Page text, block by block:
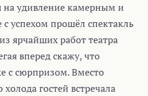
на удивление камерным и
успехом прошёл спектакль
ярчайших работ театра
вперед скажу, что
с сюрпризом. Вместо
гостей встречала